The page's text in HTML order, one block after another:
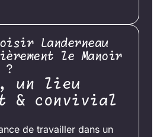
Landerneau
le Manoir
?
un lieu
& convivial
de travailler dans un